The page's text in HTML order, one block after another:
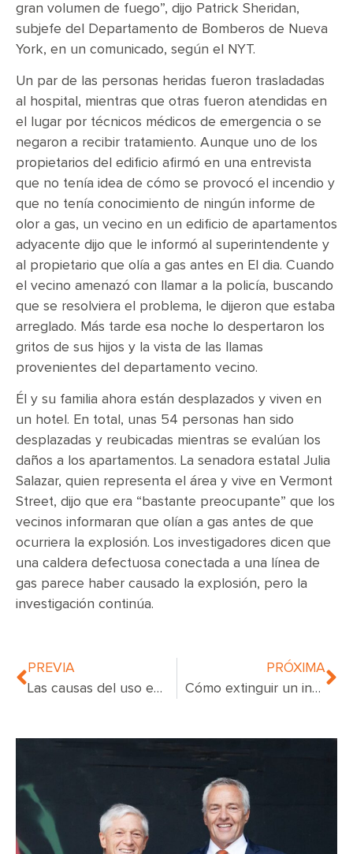
gran volumen de fuego”, dijo Patrick Sheridan,
subjefe del Departamento de Bomberos de Nueva
York, en un comunicado, según el NYT.
Un par de las personas heridas fueron trasladadas
al hospital, mientras que otras fueron atendidas en
el lugar por técnicos médicos de emergencia o se
negaron a recibir tratamiento. Aunque uno de los
propietarios del edificio afirmó en una entrevista
que no tenía idea de cómo se provocó el incendio y
que no tenía conocimiento de ningún informe de
olor a gas, un vecino en un edificio de apartamentos
adyacente dijo que le informó al superintendente y
al propietario que olía a gas antes en El dia. Cuando
el vecino amenazó con llamar a la policía, buscando
que se resolviera el problema, le dijeron que estaba
arreglado. Más tarde esa noche lo despertaron los
gritos de sus hijos y la vista de las llamas
provenientes del departamento vecino.
Él y su familia ahora están desplazados y viven en
un hotel. En total, unas 54 personas han sido
desplazadas y reubicadas mientras se evalúan los
daños a los apartamentos. La senadora estatal Julia
Salazar, quien representa el área y vive en Vermont
Street, dijo que era “bastante preocupante” que los
vecinos informaran que olían a gas antes de que
ocurriera la explosión. Los investigadores dicen que
una caldera defectuosa conectada a una línea de
gas parece haber causado la explosión, pero la
investigación continúa.
PREVIA
Las causas del uso excesivo de la fuerza por parte de la policía
PRÓXIMA
Cómo extinguir un incendio de batería de litio